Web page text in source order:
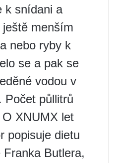
k snídani a
menším
nebo ryby k
se a pak se
vodou v
Počet půllitrů
XNUMX let
popisuje dietu
Butlera,